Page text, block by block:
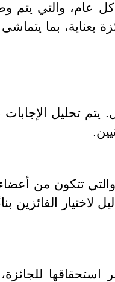
كل عام، والتي يتم
بعناية، بما يتماشى
تحليل
والتي تتكون من
الفائزين
استحقاقها